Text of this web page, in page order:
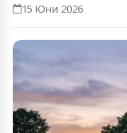
15 Юни 2026